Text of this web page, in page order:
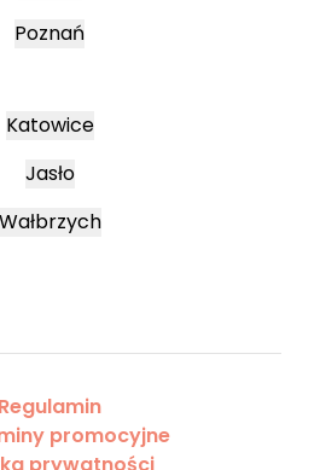
Poznań
Katowice
Jasło
Wałbrzych
Regulamin
promocyjne